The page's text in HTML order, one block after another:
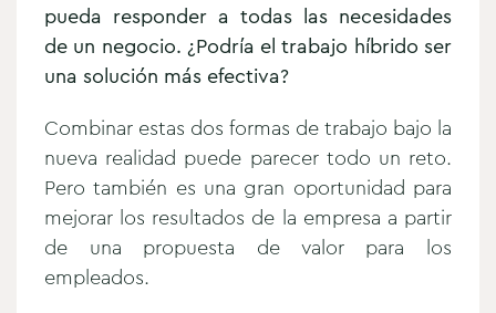
pueda responder a todas las necesidades
de un negocio. ¿Podría el trabajo híbrido ser
una solución más efectiva?
Combinar estas dos formas de trabajo bajo la
nueva realidad puede parecer todo un reto.
Pero también es una gran oportunidad para
mejorar los resultados de la empresa a partir
de una propuesta de valor para los
empleados.